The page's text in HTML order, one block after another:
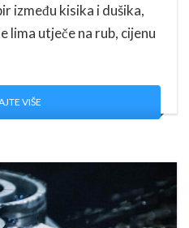
između kisika i dušika,
utječe na rub, cijenu
VIŠE